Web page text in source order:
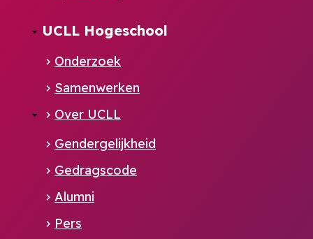
UCLL Hogeschool
Onderzoek
Samenwerken
Over UCLL
Gendergelijkheid
Gedragscode
Alumni
Pers